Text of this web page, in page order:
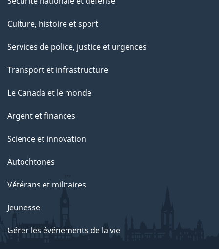
Culture, histoire et sport
Services de police, justice et urgences
Transport et infrastructure
Le Canada et le monde
Argent et finances
Science et innovation
Autochtones
Vétérans et militaires
Jeunesse
Gérer les événements de la vie